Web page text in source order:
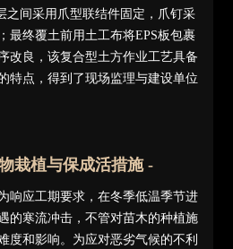
之间采用爪型联结件固定，爪钉采
最终覆土前用土工布将EPS板包裹
改良，该复合型土方作业工艺具备
特点，得到了现场监理与建设单位
栽植与保成活措施 -
响应工期要求，在冬季低温季节进
的寒流冲击，不管对苗木的种植施
度和影响。为应对恶劣气候的不利